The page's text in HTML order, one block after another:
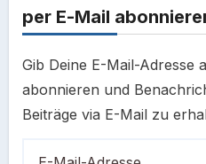
per E-Mail
Gib Deine E-Mail-Adresse
abonnieren und
Beiträge via E-Mail zu